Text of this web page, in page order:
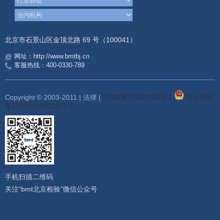
北京市石景山区金顶北路 69 号（100041）
网址：http://www.bmtbj.cn
客服热线：400-0330-789
Copyright © 2003-2011 | 法律 | 京ICP备17047952号-1
京公网安
备11010702001867号
手机扫描二维码
关注“bmt北京检验”微信公众号